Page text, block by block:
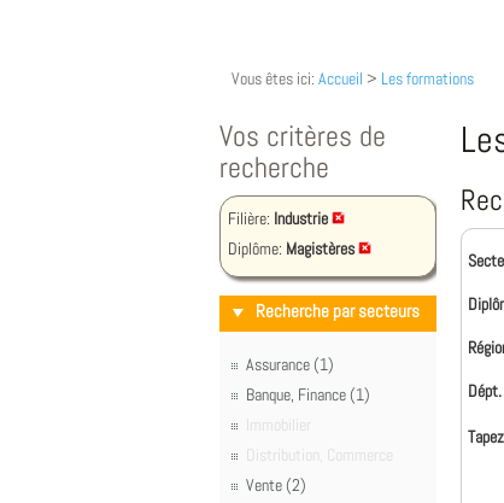
Vous êtes ici: Accueil > Les formations
Vos critères de
recherche
Filière: Industrie
Diplôme: Magistères
Recherche par secteurs
Assurance (1)
Banque, Finance (1)
Immobilier
Distribution, Commerce
Vente (2)